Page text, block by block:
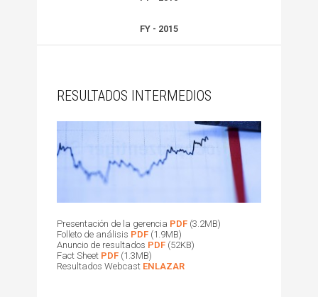
FY - 2015
RESULTADOS INTERMEDIOS
Presentación de la gerencia PDF (3.2MB)
Folleto de análisis PDF (1.9MB)
Anuncio de resultados PDF (52KB)
Fact Sheet PDF (1.3MB)
Resultados Webcast ENLAZAR